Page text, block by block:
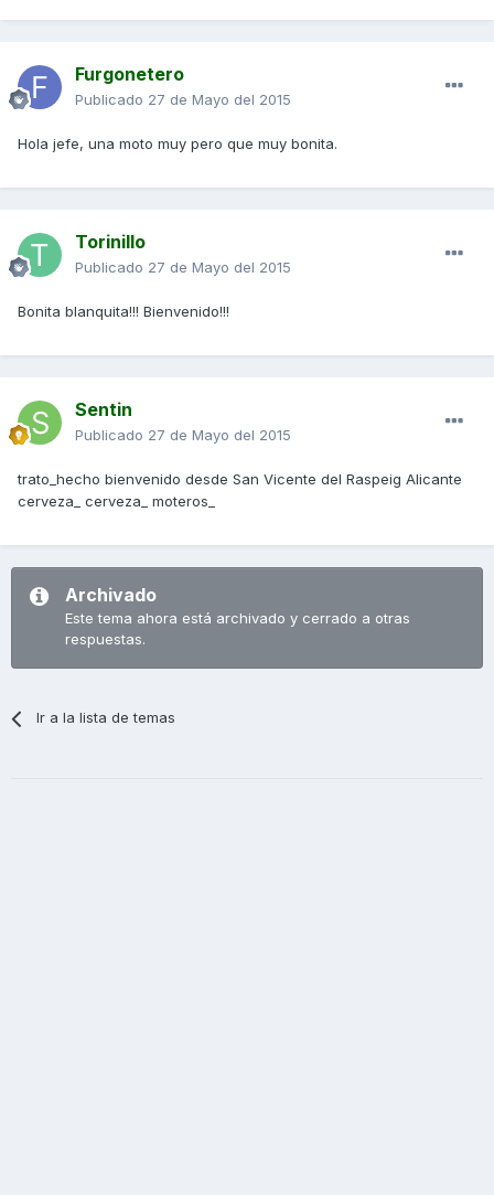
Furgonetero
Publicado 27 de Mayo del 2015
Hola jefe, una moto muy pero que muy bonita.
Torinillo
Publicado 27 de Mayo del 2015
Bonita blanquita!!! Bienvenido!!!
Sentin
Publicado 27 de Mayo del 2015
trato_hecho bienvenido desde San Vicente del Raspeig Alicante
cerveza_ cerveza_ moteros_
Archivado
Este tema ahora está archivado y cerrado a otras
respuestas.
Ir a la lista de temas